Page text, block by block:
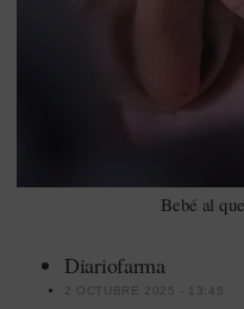
Bebé al
Diariofarma
2 OCTUBRE 2025 - 13:45